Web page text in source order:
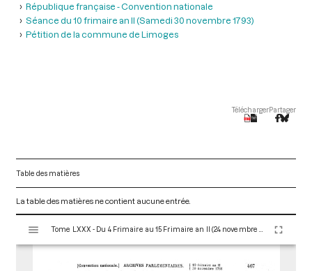
République française - Convention nationale
Séance du 10 frimaire an II (Samedi 30 novembre 1793)
Pétition de la commune de Limoges
TéléchargerPartager
Table des matières
La table des matières ne contient aucune entrée.
s